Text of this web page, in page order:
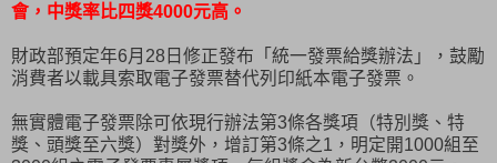
會，中獎率比四獎4000元高。
財政部預定年6月28日修正發布「統一發票給獎辦法」，鼓勵
消費者以載具索取電子發票替代列印紙本電子發票。
無實體電子發票除可依現行辦法第3條各獎項（特別獎、特
獎、頭獎至六獎）對獎外，增訂第3條之1，明定開1000組至